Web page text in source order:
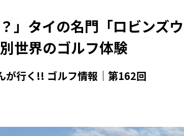
」タイの名門「ロビンズ
世界のゴルフ体験
が行く!! ゴルフ情報｜第162回